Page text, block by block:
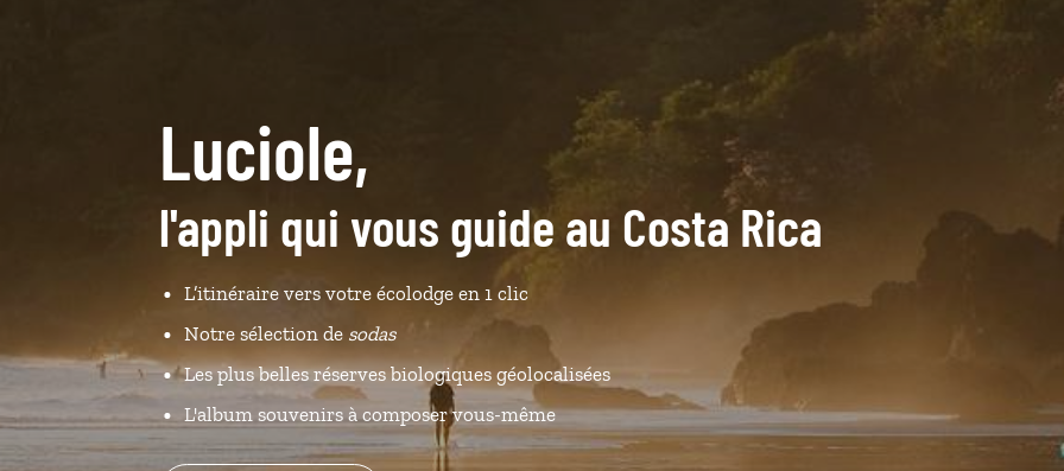
Luciole,
l'appli qui vous guide au Costa Rica
L’itinéraire vers votre écolodge en 1 clic
Notre sélection de sodas
Les plus belles réserves biologiques géolocalisées
L'album souvenirs à composer vous-même